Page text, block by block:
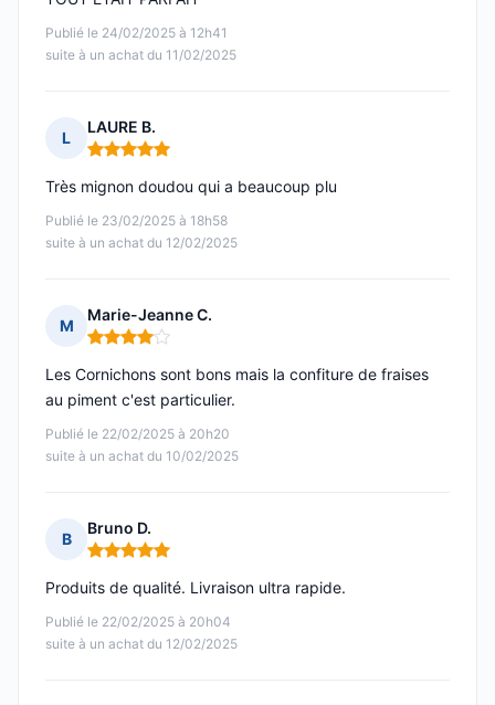
Publié le 24/02/2025 à 12h41
suite à un achat du 11/02/2025
L
LAURE B.
Note : 5 sur 5
Publié le 23/02/2025 à 18h58
suite à un achat du 12/02/2025
Très mignon doudou qui a beaucoup plu
M
Marie-Jeanne C.
Note : 4 sur 5
Publié le 22/02/2025 à 20h20
suite à un achat du 10/02/2025
Les Cornichons sont bons mais la confiture de fraises
au piment c'est particulier.
B
Bruno D.
Note : 5 sur 5
Publié le 22/02/2025 à 20h04
suite à un achat du 12/02/2025
Produits de qualité. Livraison ultra rapide.